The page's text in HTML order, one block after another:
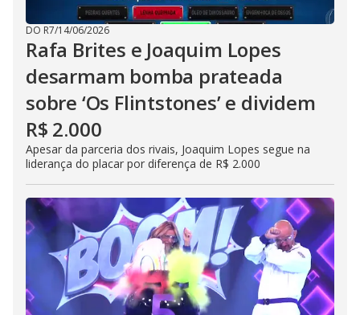
DO R7/14/06/2026
Rafa Brites e Joaquim Lopes
desarmam bomba prateada
sobre ‘Os Flintstones’ e dividem
R$ 2.000
Apesar da parceria dos rivais, Joaquim Lopes segue na
liderança do placar por diferença de R$ 2.000